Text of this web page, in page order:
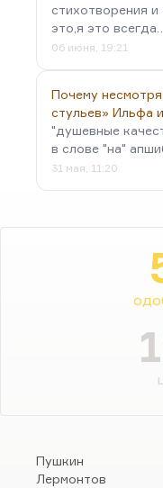
стихотворения
это,я это всегда…
06 июня, 19:21
Почему
стульев» Ильфа
"душевные
в слове "на"
31 мая, 11:20
Пушкин
Лермонтов